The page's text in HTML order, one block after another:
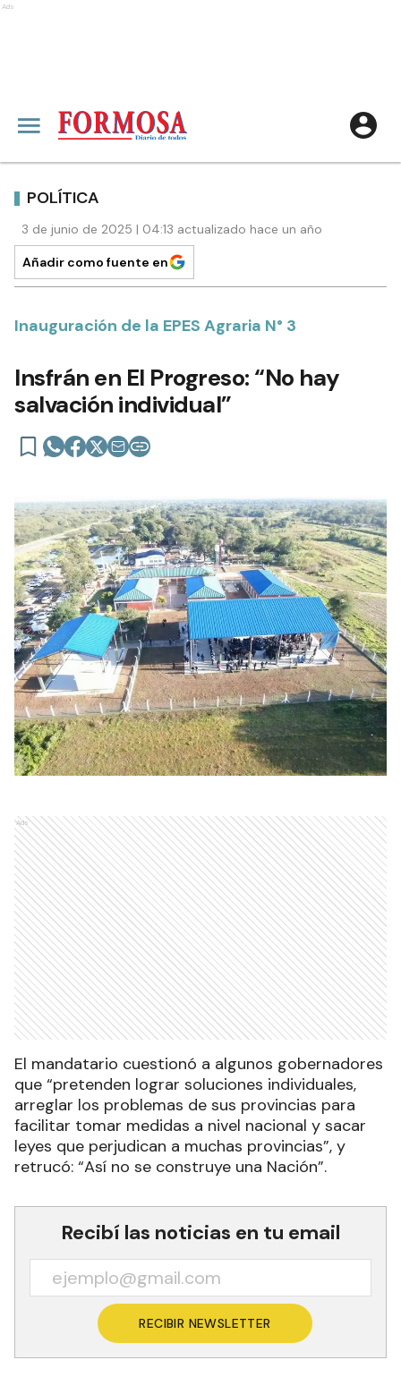
Ads
POLÍTICA
3 de junio de 2025 | 04:13 actualizado hace un año
Añadir como fuente en
Inauguración de la EPES Agraria N° 3
Insfrán en El Progreso: “No hay
salvación individual”
Ads
El mandatario cuestionó a algunos gobernadores
que “pretenden lograr soluciones individuales,
arreglar los problemas de sus provincias para
facilitar tomar medidas a nivel nacional y sacar
leyes que perjudican a muchas provincias”, y
retrucó: “Así no se construye una Nación”.
Recibí las noticias en tu email
RECIBIR NEWSLETTER